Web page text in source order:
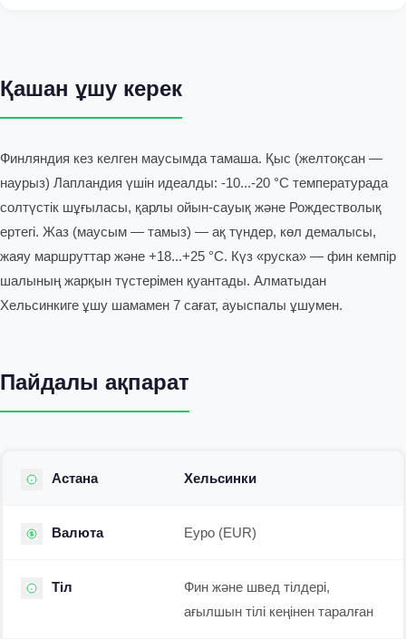
Қашан ұшу керек
Финляндия кез келген маусымда тамаша. Қыс (желтоқсан —
наурыз) Лапландия үшін идеалды: -10...-20 °C температурада
солтүстік шұғыласы, қарлы ойын-сауық және Рождестволық
ертегі. Жаз (маусым — тамыз) — ақ түндер, көл демалысы,
жаяу маршруттар және +18...+25 °C. Күз «руска» — фин кемпір
шалының жарқын түстерімен қуантады. Алматыдан
Хельсинкиге ұшу шамамен 7 сағат, ауыспалы ұшумен.
Пайдалы ақпарат
Астана Хельсинки
Валюта Еуро (EUR)
Тіл
Фин және швед тілдері,
ағылшын тілі кеңінен таралған